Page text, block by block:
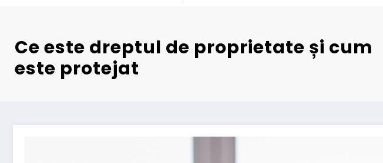
Ce este dreptul de proprietate și cum
este protejat